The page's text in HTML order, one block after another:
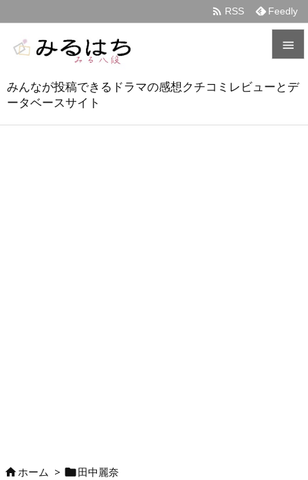
みんなが投稿できるドラマの感想クチコミレビューとデ
ータベースサイト

メニュ
 RSS Feedly
ホーム > 田中麗奈